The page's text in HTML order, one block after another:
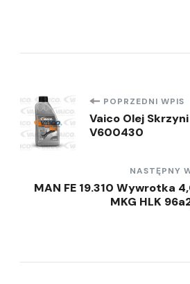
Nawigacja
wpisu
POPRZEDNI WPIS
Vaico Olej
V600430
NASTĘPNY
MAN FE 19.310 Wywrotka
MKG HLK